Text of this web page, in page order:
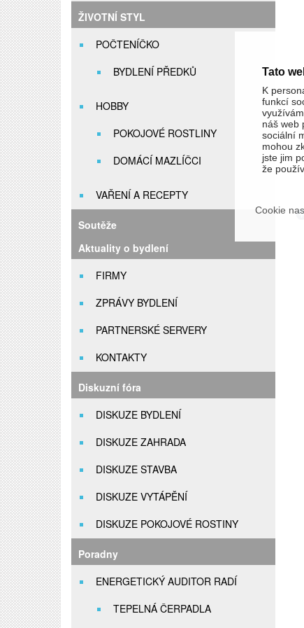
ŽIVOTNÍ STYL
POČTENÍČKO
BYDLENÍ PŘEDKŮ
HOBBY
POKOJOVÉ ROSTLINY
DOMÁCÍ MAZLÍČCI
VAŘENÍ A RECEPTY
Soutěže
Aktuality o bydlení
FIRMY
ZPRÁVY BYDLENÍ
PARTNERSKÉ SERVERY
KONTAKTY
Diskuzní fóra
DISKUZE BYDLENÍ
DISKUZE ZAHRADA
DISKUZE STAVBA
DISKUZE VYTÁPĚNÍ
DISKUZE POKOJOVÉ ROSTINY
Poradny
ENERGETICKÝ AUDITOR RADÍ
TEPELNÁ ČERPADLA
Tato
K
funkcí
náš web
sociální
mohou
jste jim
že
Cookie